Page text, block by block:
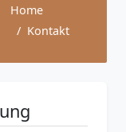
Home
Kontakt